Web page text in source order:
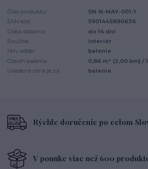
Číslo produktu:
SN-N-MAY-001-1
EAN kód:
5901445890636
Doba dodania:
do 14 dní
Použitie:
interiér
Min. odber:
balenie
Obsah balenia:
0,86 m² (2,00 bm) /
Uvedená cena je za:
balenie
Rýchle doručenie po celom
V ponuke viac než 600